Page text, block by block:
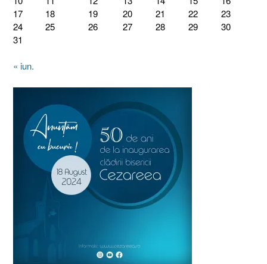
17
18 19 20 21 22
23
24
25 26 27 28 29
30
31
« iun.